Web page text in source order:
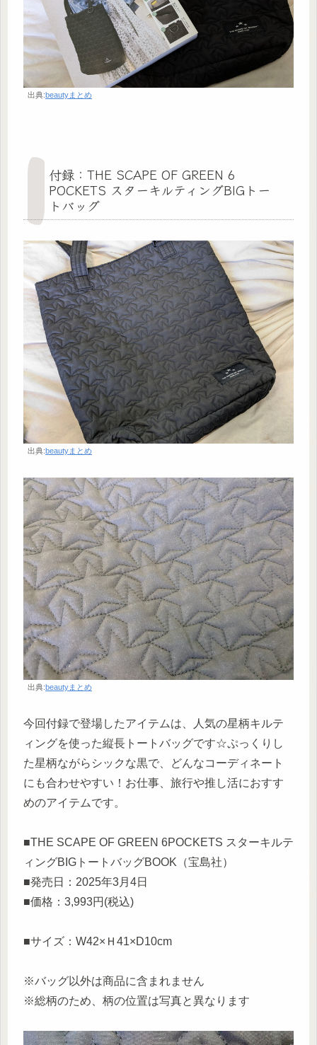
出典:beautyまとめ
付録：THE SCAPE OF GREEN 6
POCKETS スターキルティングBIGトー
トバッグ
出典:beautyまとめ
出典:beautyまとめ
今回付録で登場したアイテムは、人気の星柄キルテ
ィングを使った縦長トートバッグです☆ぷっくりし
た星柄ながらシックな黒で、どんなコーディネート
にも合わせやすい！お仕事、旅行や推し活におすす
めのアイテムです。
■THE SCAPE OF GREEN 6POCKETS スターキルテ
ィングBIGトートバッグBOOK（宝島社）
■発売日：2025年3月4日
■価格：3,993円(税込)
■サイズ：W42×Ｈ41×D10cm
※バッグ以外は商品に含まれません
※総柄のため、柄の位置は写真と異なります